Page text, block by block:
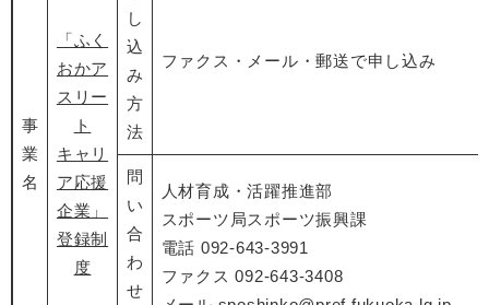
事
業
名
「ふく
おかア
スリー
ト
キャリ
ア応援
企業」
登録制
度
し
込
み
方
法
ファクス・メール・郵送で申し込み
問
い
合
わ
せ
人材育成・活躍推進部
スポーツ局スポーツ振興課
電話 092-643-3991
ファクス 092-643-3408